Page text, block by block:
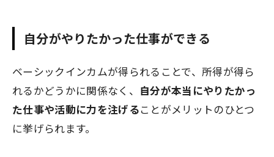
自分がやりたかった仕事ができる
ベーシックインカムが得られることで、所得が得ら
れるかどうかに関係なく、 自分が本当にやりたかっ
た仕事や活動に力を注げることがメリットのひとつ
に挙げられます。